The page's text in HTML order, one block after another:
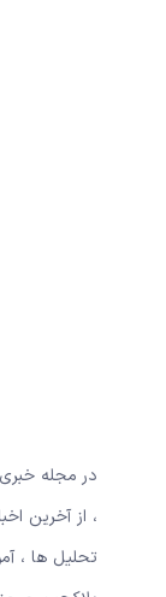
در مجله خبری
، از آخرین
تحلیل ها ،